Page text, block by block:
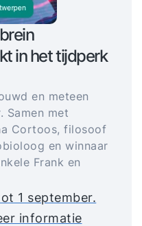
in het tijdperk
en meteen
Samen met
Cortoos, filosoof
en winnaar
Frank en
1 september.
informatie